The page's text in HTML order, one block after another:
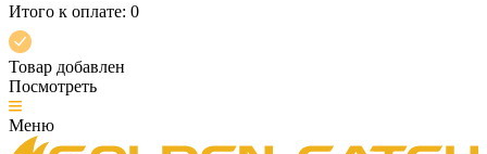
Итого к оплате: 0
Товар добавлен
Посмотреть
Меню